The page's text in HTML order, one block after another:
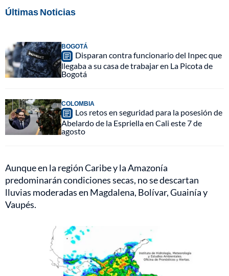
Últimas Noticias
BOGOTÁ
Disparan contra funcionario del Inpec que
llegaba a su casa de trabajar en La Picota de
Bogotá
COLOMBIA
Los retos en seguridad para la posesión de
Abelardo de la Espriella en Cali este 7 de
agosto
Aunque en la región Caribe y la Amazonía
predominarán condiciones secas, no se descartan
lluvias moderadas en Magdalena, Bolívar, Guainía y
Vaupés.